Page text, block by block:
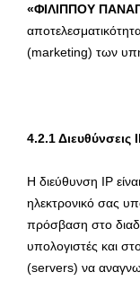
«ΦΙΛΙΠΠΟΥ
(marketing) των
4.2.1 Διευθύνσεις
Η διεύθυνση IP
ηλεκτρονικό σας
πρόσβαση στο
υπολογιστές και
(servers) να